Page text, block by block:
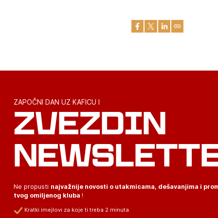
ZAPOČNI DAN UZ KAFICU I
ZVEZDIN
Ne propusti najvažnije novosti o utakmicama, dešavanjima i
tvog omiljenog kluba !
Kratki imejlovi za koje ti treba 2 minuta